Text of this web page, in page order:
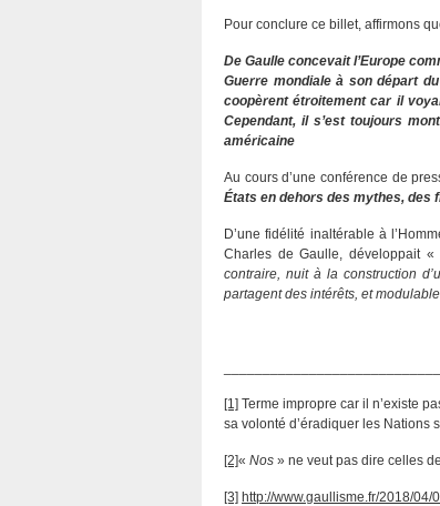
Pour conclure ce billet, affirmons
De Gaulle concevait l’Europe
Guerre mondiale à son départ
coopèrent étroitement car il
Cependant, il s’est toujours
américaine
Au cours d’une conférence de
États en dehors des mythes, des
D’une fidélité inaltérable à
Charles de Gaulle, développait «
contraire, nuit à la construction
partagent des intérêts, et
[1] Terme impropre car il n’existe
sa volonté d’éradiquer les Nations
[2]« Nos » ne veut pas dire celles
[3] http://www.gaullisme.fr/2018/